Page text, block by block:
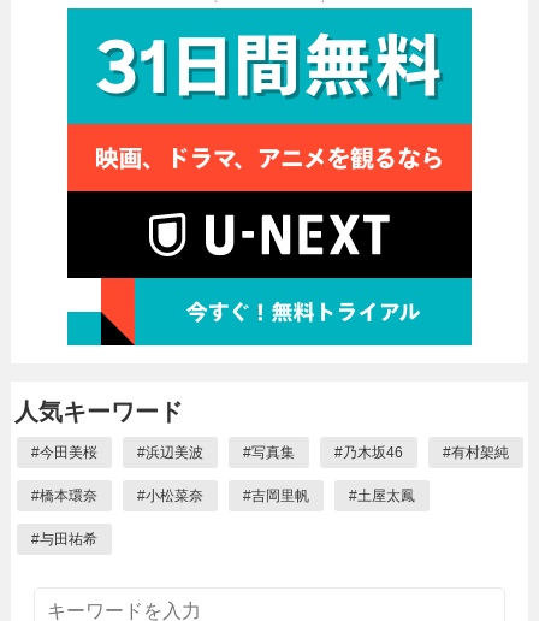
人気キーワード
#今田美桜 #浜辺美波 #写真集 #乃木坂46 #有村架純
#橋本環奈 #小松菜奈 #吉岡里帆 #土屋太鳳
#与田祐希